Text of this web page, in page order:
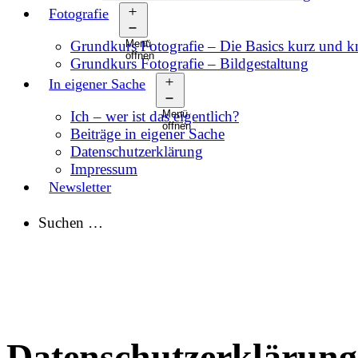
Fotografie
Menü
öffnen
Grundkurs Fotografie – Die Basics kurz und
Grundkurs Fotografie – Bildgestaltung
In eigener Sache
Menü
öffnen
Ich – wer ist das eigentlich?
Beiträge in eigener Sache
Datenschutzerklärung
Impressum
Newsletter
Suchen …